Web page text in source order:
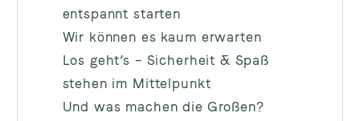
entspannt starten
Wir können es kaum erwarten
Los geht’s – Sicherheit & Spaß
stehen im Mittelpunkt
Und was machen die Großen?